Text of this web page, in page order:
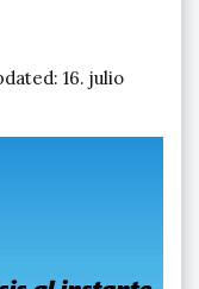
16. julio